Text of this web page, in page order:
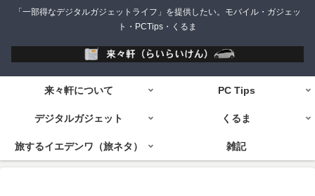
「一部得なデジタルガジェットライフ」を提供したい。モバイル・ガジェッ
ト・PCTips・くるま
来々軒について PC Tips
デジタルガジェット くるま
旅するイエデンワ（旅ネタ） 雑記